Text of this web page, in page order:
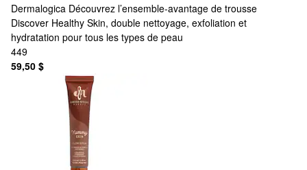
Dermalogica Découvrez l’ensemble-avantage de trousse
Discover Healthy Skin, double nettoyage, exfoliation et
hydratation pour tous les types de peau
449
59,50 $